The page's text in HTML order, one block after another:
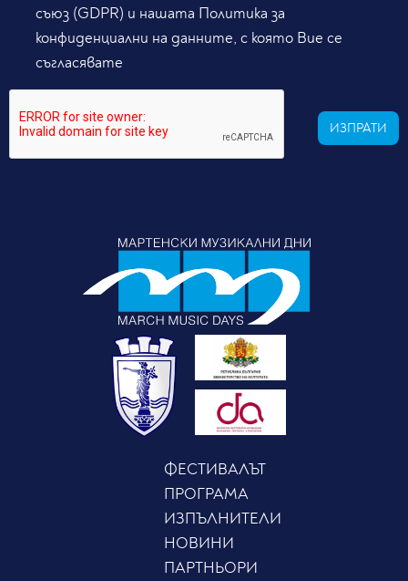
съюз (GDPR) и нашата Политика за
конфиденциални на данните, с която Вие се
съгласявате
ИЗПРАТИ
ФЕСТИВАЛЪТ
ПРОГРАМА
ИЗПЪЛНИТЕЛИ
НОВИНИ
ПАРТНЬОРИ